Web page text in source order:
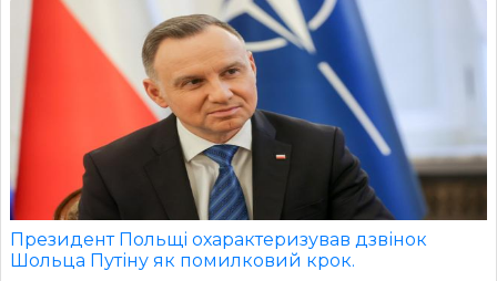
Президент Польщі охарактеризував дзвінок
Шольца Путіну як помилковий крок.